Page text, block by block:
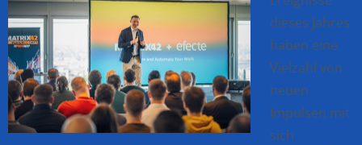
dieses Jahres
haben eine
Vielzahl von
neuen
Impulsen mit
sich